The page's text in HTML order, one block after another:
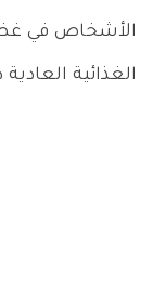
الأشخاص في
الغذائية